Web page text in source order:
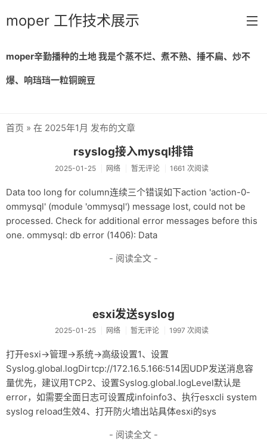
moper 工作技术展示
关于
moper辛勤播种的土地 我是个蒸不烂、煮不熟、捶不扁、炒不
爆、响珰珰一粒铜豌豆
首页 » 在 2025年1月 发布的文章
rsyslog接入mysql排错
2025-01-25 网络 暂无评论 1661 次阅读
Data too long for column连续三个错误如下action 'action-0-
ommysql' (module 'ommysql') message lost, could not be
processed. Check for additional error messages before this
one. ommysql: db error (1406): Data
- 阅读全文 -
esxi发送syslog
2025-01-25 网络 暂无评论 1997 次阅读
打开esxi->管理->系统->高级设置1、设置
Syslog.global.logDirtcp://172.16.5.166:514因UDP发送消息容
量优先，建议用TCP2、设置Syslog.global.logLevel默认是
error，如需要全面日志可设置成infoinfo3、执行esxcli system
syslog reload生效4、打开防火墙出站具体esxi的sys
- 阅读全文 -